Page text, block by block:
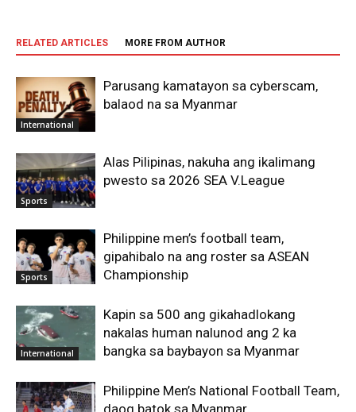
RELATED ARTICLES MORE FROM AUTHOR
International
Parusang kamatayon sa cyberscam,
balaod na sa Myanmar
Sports
Alas Pilipinas, nakuha ang ikalimang
pwesto sa 2026 SEA V.League
Sports
Philippine men’s football team,
gipahibalo na ang roster sa ASEAN
Championship
International
Kapin sa 500 ang gikahadlokang
nakalas human nalunod ang 2 ka
bangka sa baybayon sa Myanmar
Philippine Men’s National Football Team,
daog batok sa Myanmar